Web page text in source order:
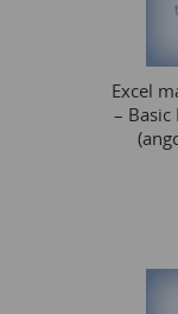
Excel
–